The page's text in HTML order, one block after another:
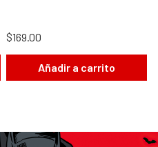
$169.00
Añadir a carrito